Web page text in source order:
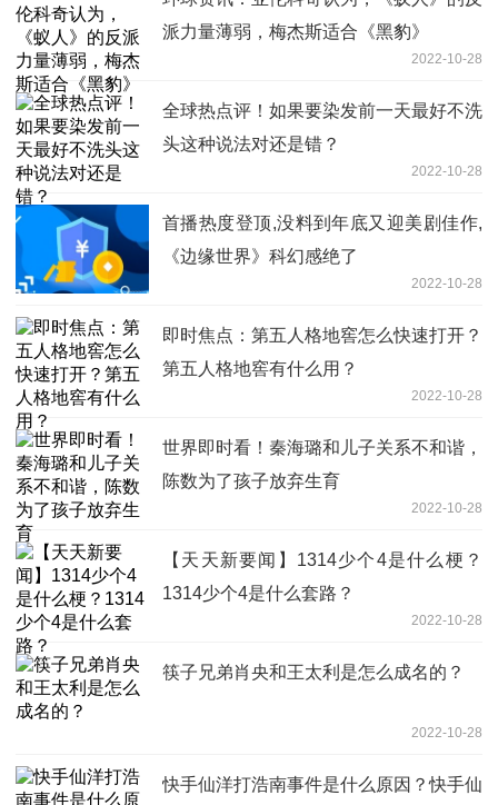
派力量薄弱，梅杰斯适合《黑豹》
2022-10-28
全球热点评！如果要染发前一天最好不洗
头这种说法对还是错？
2022-10-28
首播热度登顶,没料到年底又迎美剧佳作,
《边缘世界》科幻感绝了
2022-10-28
即时焦点：第五人格地窖怎么快速打开？
第五人格地窖有什么用？
2022-10-28
世界即时看！秦海璐和儿子关系不和谐，
陈数为了孩子放弃生育
2022-10-28
【天天新要闻】1314少个4是什么梗？
1314少个4是什么套路？
2022-10-28
筷子兄弟肖央和王太利是怎么成名的？
2022-10-28
快手仙洋打浩南事件是什么原因？快手仙